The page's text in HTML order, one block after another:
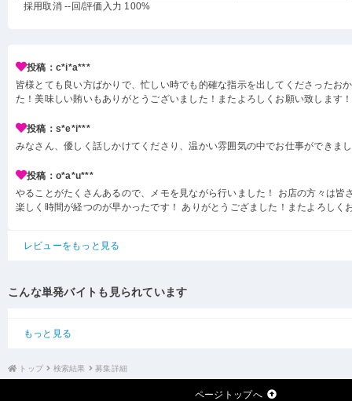
採用取消 --回/評価入力 100%
投稿：c*i*a***
皆様とても良い方ばかりで、忙しい時でも的確な指示を出してくださったお
た！美味しい賄いもありがとうございました！またよろしくお願い致します！
投稿：s*e*i***
みなさん、優しく話しかけてくださり、温かい雰囲気の中でお仕事ができま
投稿：o*a*u***
やることがたくさんあるので、メモを見ながら行いました！ お店の方々は皆
楽しく時間が経つのが早かったです！ ありがとうござました！またよろしく
レビューをもっと見る
こんな単発バイトも見られています
もっと見る
トップ 検索結果 募集詳細
ページトップへ